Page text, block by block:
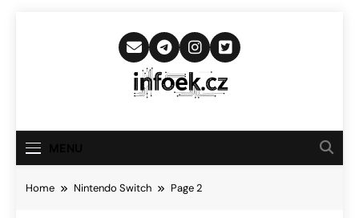
Infoek.cz
Novinkám
Home Nintendo Switch Page 2